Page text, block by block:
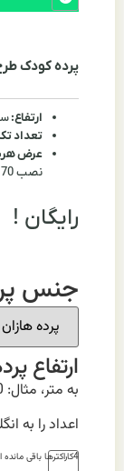
پرده کودک
ارتفاع:
تعداد
عرض
نصب 70 الی 100 سانتی متر
رایگان !
جنس
ارتفاع
به متر، مثال: 2.80
اعداد را به
4کاراکتر‌ها باقی